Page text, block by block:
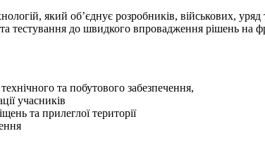
який об’єднує розробників, військових,
тестування до швидкого впровадження рішень на
та побутового забезпечення,
учасників
та прилеглої території